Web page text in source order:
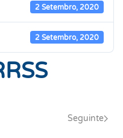
2 Setembro, 2020
2 Setembro, 2020
Seguinte